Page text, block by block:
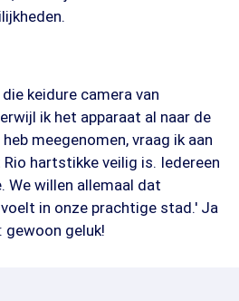
keidure camera van
ik het apparaat al naar de
meegenomen, vraag ik aan
hartstikke veilig is. Iedereen
We willen allemaal dat
in onze prachtige stad.' Ja
gewoon geluk!